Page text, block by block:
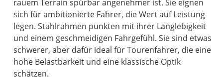
rauem Terrain spürbar angenehmer ist. Sie eignen
sich für ambitionierte Fahrer, die Wert auf Leistung
legen. Stahlrahmen punkten mit ihrer Langlebigkeit
und einem geschmeidigen Fahrgefühl. Sie sind etwas
schwerer, aber dafür ideal für Tourenfahrer, die eine
hohe Belastbarkeit und eine klassische Optik
schätzen.